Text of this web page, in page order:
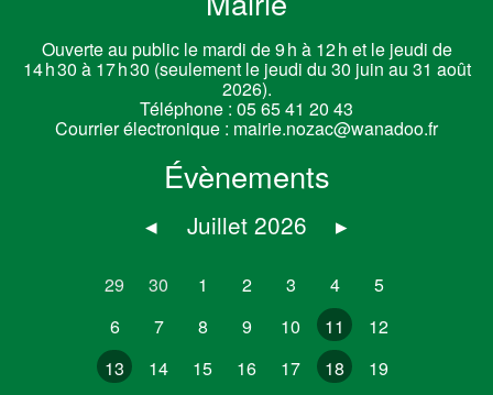
Ouverte au public le mardi de 9 h à 12 h et le jeudi de
14 h 30 à 17 h 30 (seulement le jeudi du 30 juin au 31 août
2026).
Téléphone : 05 65 41 20 43
Courrier électronique : mairie.nozac@wanadoo.fr
Évènements
◂ Juillet 2026 ▸
29 30 1 2 3 4
5
6
7 8 9 10 11
12
13
14 15 16 17 18
19